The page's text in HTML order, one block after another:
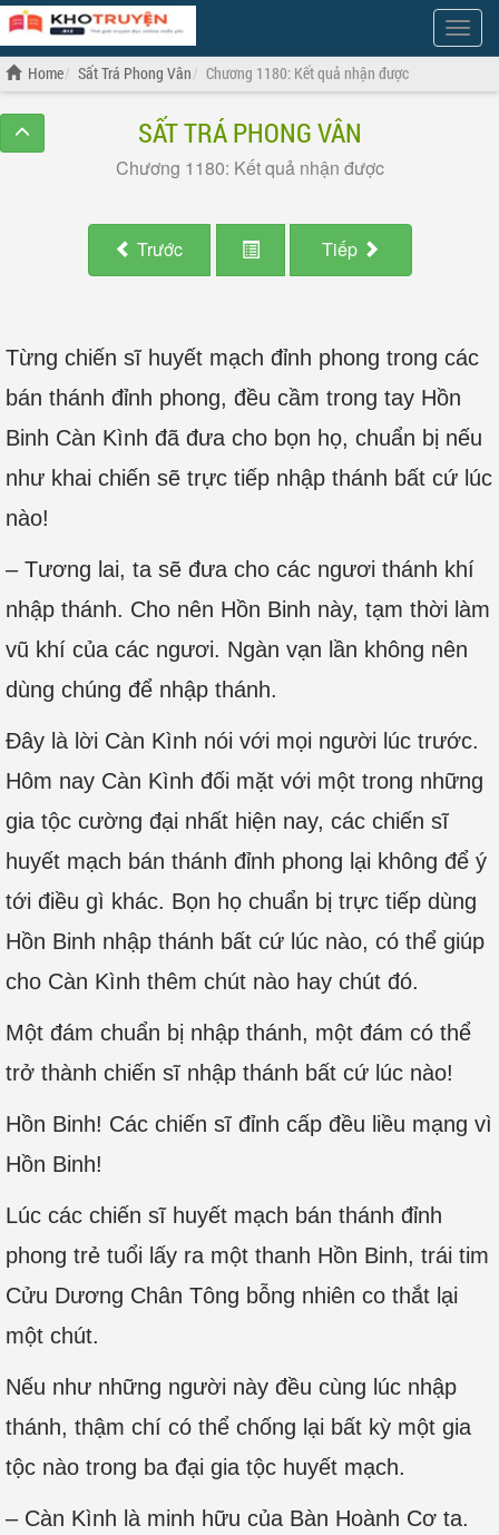
Show
Menu
Home Sất Trá Phong Vân Chương 1180: Kết quả nhận được
SẤT TRÁ PHONG VÂN
Chương 1180: Kết quả nhận được
Trước Tiếp
Từng chiến sĩ huyết mạch đỉnh phong trong các
bán thánh đỉnh phong, đều cầm trong tay Hồn
Binh Càn Kình đã đưa cho bọn họ, chuẩn bị nếu
như khai chiến sẽ trực tiếp nhập thánh bất cứ lúc
nào!
– Tương lai, ta sẽ đưa cho các ngươi thánh khí
nhập thánh. Cho nên Hồn Binh này, tạm thời làm
vũ khí của các ngươi. Ngàn vạn lần không nên
dùng chúng để nhập thánh.
Đây là lời Càn Kình nói với mọi người lúc trước.
Hôm nay Càn Kình đối mặt với một trong những
gia tộc cường đại nhất hiện nay, các chiến sĩ
huyết mạch bán thánh đỉnh phong lại không để ý
tới điều gì khác. Bọn họ chuẩn bị trực tiếp dùng
Hồn Binh nhập thánh bất cứ lúc nào, có thể giúp
cho Càn Kình thêm chút nào hay chút đó.
Một đám chuẩn bị nhập thánh, một đám có thể
trở thành chiến sĩ nhập thánh bất cứ lúc nào!
Hồn Binh! Các chiến sĩ đỉnh cấp đều liều mạng vì
Hồn Binh!
Lúc các chiến sĩ huyết mạch bán thánh đỉnh
phong trẻ tuổi lấy ra một thanh Hồn Binh, trái tim
Cửu Dương Chân Tông bỗng nhiên co thắt lại
một chút.
Nếu như những người này đều cùng lúc nhập
thánh, thậm chí có thể chống lại bất kỳ một gia
tộc nào trong ba đại gia tộc huyết mạch.
– Càn Kình là minh hữu của Bàn Hoành Cơ ta.